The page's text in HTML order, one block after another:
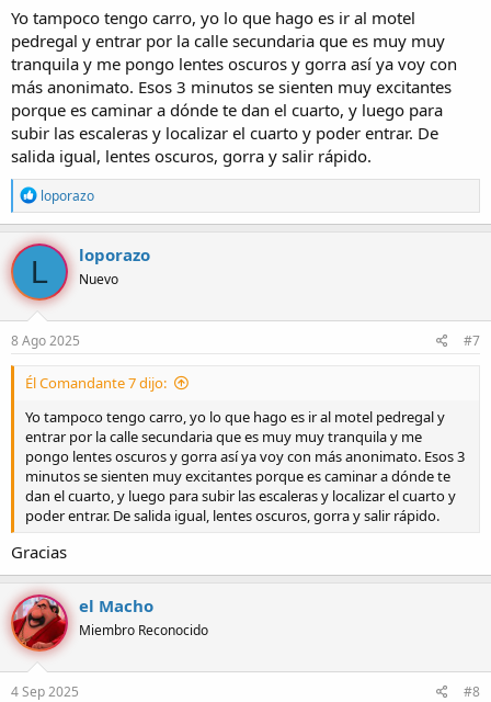
:
Yo tampoco tengo carro, yo lo que hago es ir al motel
pedregal y entrar por la calle secundaria que es muy muy
tranquila y me pongo lentes oscuros y gorra así ya voy con
más anonimato. Esos 3 minutos se sienten muy excitantes
porque es caminar a dónde te dan el cuarto, y luego para
subir las escaleras y localizar el cuarto y poder entrar. De
salida igual, lentes oscuros, gorra y salir rápido.
R
e
a
c
i
o
n
e
s
loporazo
L loporazo
Nuevo
8 Ago 2025 #7
Él Comandante 7 dijo:
Yo tampoco tengo carro, yo lo que hago es ir al motel pedregal y
entrar por la calle secundaria que es muy muy tranquila y me
pongo lentes oscuros y gorra así ya voy con más anonimato. Esos 3
minutos se sienten muy excitantes porque es caminar a dónde te
dan el cuarto, y luego para subir las escaleras y localizar el cuarto y
poder entrar. De salida igual, lentes oscuros, gorra y salir rápido.
Gracias
el Macho
Miembro Reconocido
4 Sep 2025 #8